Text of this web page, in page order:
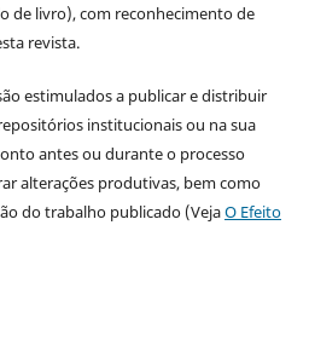
de livro), com reconhecimento de
revista.
estimulados a publicar e distribuir
institucionais ou na sua
antes ou durante o processo
alterações produtivas, bem como
do trabalho publicado (VejaO Efeito